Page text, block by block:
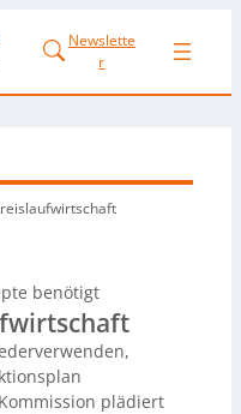
Newslette
r
benötigt
plädiert